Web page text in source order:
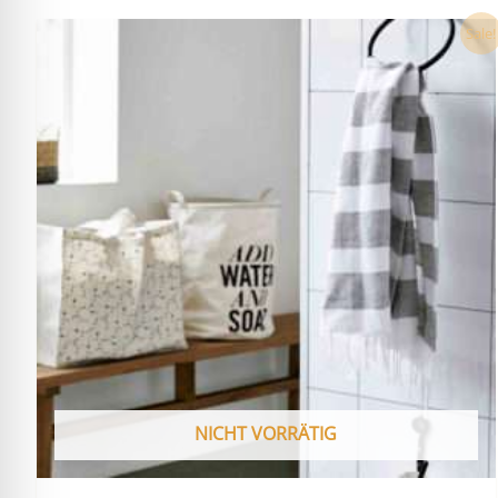
Sale!
NICHT VORRÄTIG
Ursprünglicher
13,90 €
Aktueller
0,00 €.